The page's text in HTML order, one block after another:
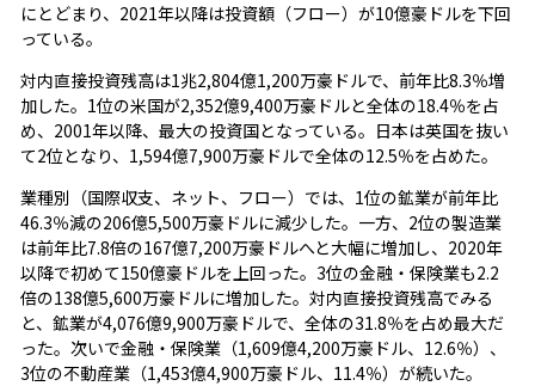
にとどまり、2021年以降は投資額（フロー）が10億豪ドルを下回
っている。
対内直接投資残高は1兆2,804億1,200万豪ドルで、前年比8.3％増
加した。1位の米国が2,352億9,400万豪ドルと全体の18.4％を占
め、2001年以降、最大の投資国となっている。日本は英国を抜い
て2位となり、1,594億7,900万豪ドルで全体の12.5％を占めた。
業種別（国際収支、ネット、フロー）では、1位の鉱業が前年比
46.3％減の206億5,500万豪ドルに減少した。一方、2位の製造業
は前年比7.8倍の167億7,200万豪ドルへと大幅に増加し、2020年
以降で初めて150億豪ドルを上回った。3位の金融・保険業も2.2
倍の138億5,600万豪ドルに増加した。対内直接投資残高でみる
と、鉱業が4,076億9,900万豪ドルで、全体の31.8％を占め最大だ
った。次いで金融・保険業（1,609億4,200万豪ドル、12.6％）、
3位の不動産業（1,453億4,900万豪ドル、11.4％）が続いた。